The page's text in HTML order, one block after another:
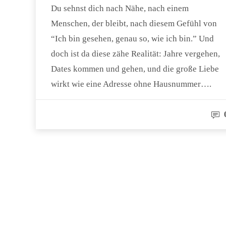
Du sehnst dich nach Nähe, nach einem
Menschen, der bleibt, nach diesem Gefühl von
“Ich bin gesehen, genau so, wie ich bin.” Und
doch ist da diese zähe Realität: Jahre vergehen,
Dates kommen und gehen, und die große Liebe
wirkt wie eine Adresse ohne Hausnummer….